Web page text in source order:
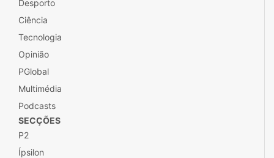
Desporto
Ciência
Tecnologia
Opinião
PGlobal
Multimédia
Podcasts
SECÇÕES
P2
Ípsilon